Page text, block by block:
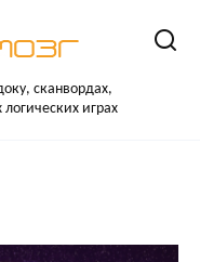
сканвордах,
играх